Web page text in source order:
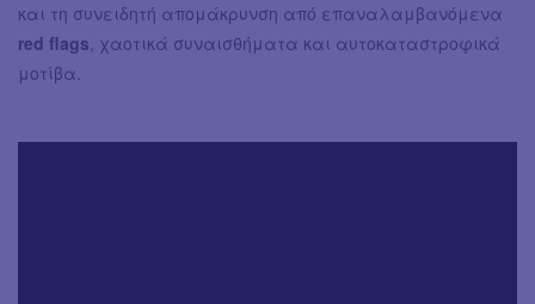
και τη συνειδητή απομάκρυνση από επαναλαμβανόμενα
red flags, χαοτικά συναισθήματα και αυτοκαταστροφικά
μοτίβα.